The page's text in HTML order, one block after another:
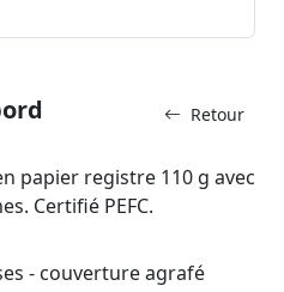
Retour
papier registre 110 g avec
Certifié PEFC.
- couverture agrafé